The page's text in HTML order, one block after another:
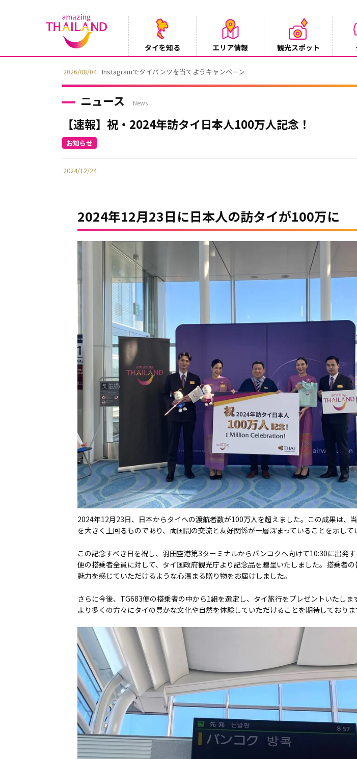
タイを知る エリア情報 観光スポット
2026/08/04 Instagramでタイパンツを当てようキャンペーン
ニュース News
【速報】祝・2024年訪タイ日本人100万人記念！
2024/12/24
2024年12月23日に日本人の訪タイが100万に
2024年12月23日、日本からタイへの渡航者数が100万人を超えました。この成果は、
を大きく上回るものであり、両国間の交流と友好関係が一層深まっていることを示して
この記念すべき日を祝し、羽田空港第3ターミナルからバンコクへ向けて10:30に出発
便の搭乗者全員に対して、タイ国政府観光庁より記念品を贈呈いたしました。搭乗者
魅力を感じていただけるような心温まる贈り物をお届けしました。
さらに今後、TG683便の搭乗者の中から1組を選定し、タイ旅行をプレゼントいたしま
より多くの方々にタイの豊かな文化や自然を体験していただけることを期待しておりま